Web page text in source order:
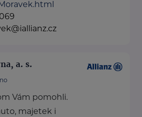
a. s.
Vám pomohli.
majetek i